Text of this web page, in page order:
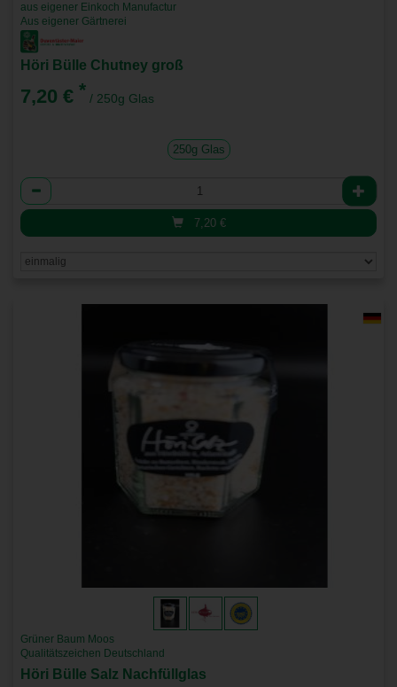
aus eigener Einkoch Manufactur
Aus eigener Gärtnerei
Höri Bülle Chutney groß
7,20 € * / 250g Glas
250g Glas
Anzahl
7,20 €
Grüner Baum Moos
Qualitätszeichen Deutschland
Höri Bülle Salz Nachfüllglas